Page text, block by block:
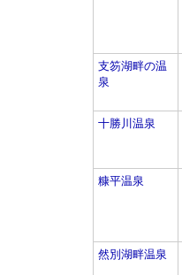
支笏湖畔の温
泉
十勝川温泉
糠平温泉
然別湖畔温泉